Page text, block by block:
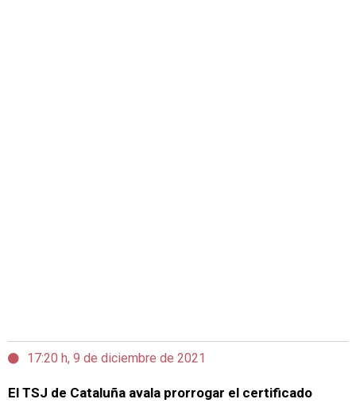
17:20 h, 9 de diciembre de 2021
El TSJ de Cataluña avala prorrogar el certificado